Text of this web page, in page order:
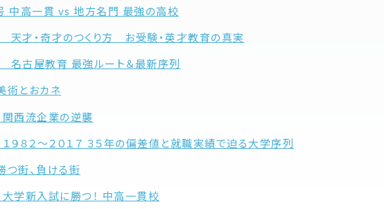
中高一貫 vs 地方名門 最強の高校
才・奇才のつくり方 お受験・英才教育の真実
古屋教育 最強ルート＆最新序列
術とおカネ
西流企業の逆襲
９８２～２０１７ ３５年の偏差値と就職実績で迫る大学序列
街、負ける街
学新入試に勝つ！ 中高一貫校